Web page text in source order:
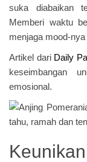
suka diabaikan
Memberi waktu
menjaga mood-
Artikel dari Daily
keseimbangan
emosional.